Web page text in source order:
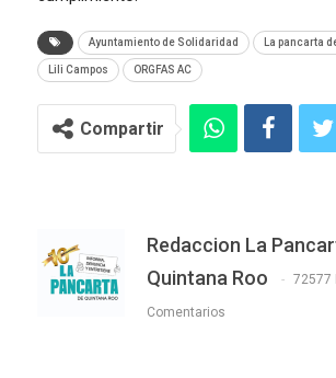
Ayuntamiento de Solidaridad La pancarta
Lili Campos ORGFAS AC
Compartir
Redaccion La
Quintana Roo
72577
Comentarios